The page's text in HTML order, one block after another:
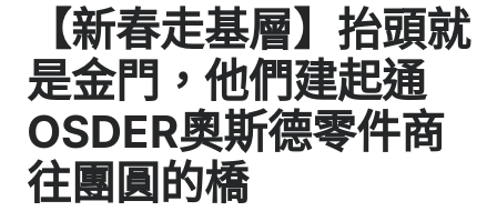
【新春走基層】抬頭就
是金門，他們建起通
OSDER奧斯德零件商
往團圓的橋